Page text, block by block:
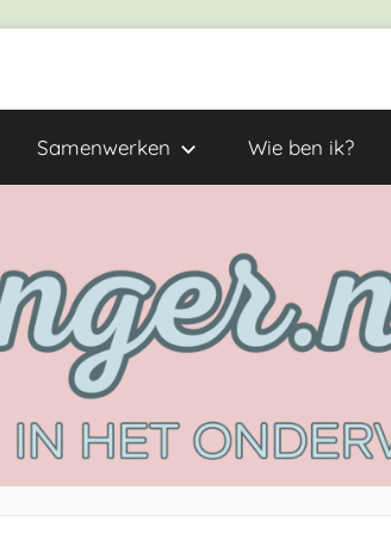
Samenwerken Wie ben ik?